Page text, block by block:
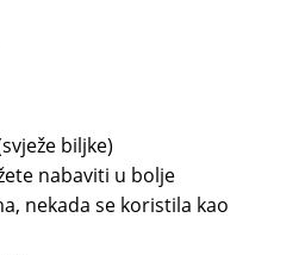
biljke)
nabaviti u bolje
nekada se koristila kao